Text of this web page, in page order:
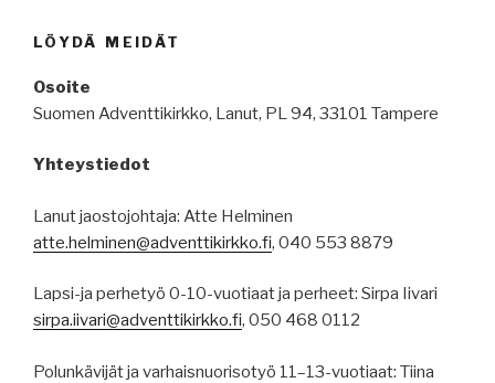
LÖYDÄ MEIDÄT
Osoite
Suomen Adventtikirkko, Lanut, PL 94, 33101 Tampere
Yhteystiedot
Lanut jaostojohtaja: Atte Helminen
atte.helminen@adventtikirkko.fi, 040 553 8879
Lapsi-ja perhetyö 0-10-vuotiaat ja perheet: Sirpa Iivari
sirpa.iivari@adventtikirkko.fi, 050 468 0112
Polunkävijät ja varhaisnuorisotyö 11–13-vuotiaat: Tiina